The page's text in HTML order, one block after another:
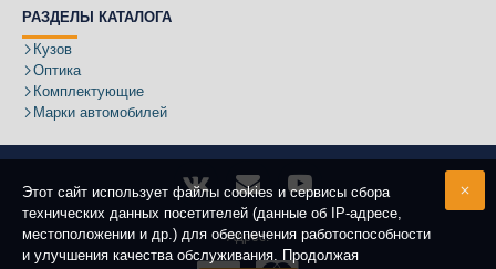
РАЗДЕЛЫ КАТАЛОГА
Кузов
Оптика
Комплектующие
Марки автомобилей
Адрес:
Этот сайт использует файлы cookies и сервисы сбора
технических данных посетителей (данные об IP-адресе,
местоположении и др.) для обеспечения работоспособности
и улучшения качества обслуживания. Продолжая